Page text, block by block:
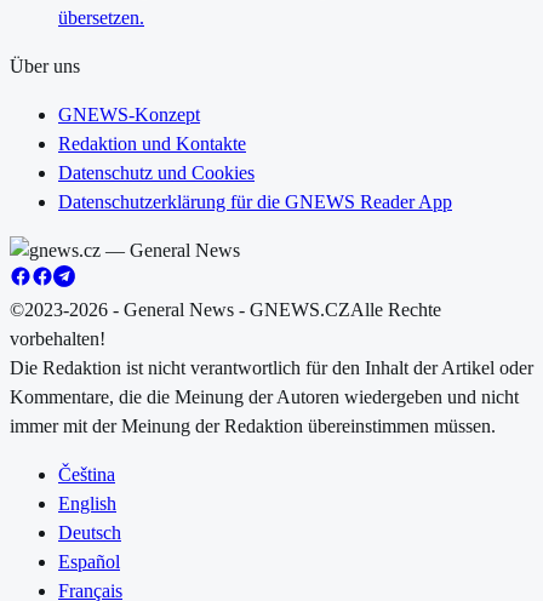
übersetzen.
Über uns
GNEWS-Konzept
Redaktion und Kontakte
Datenschutz und Cookies
Datenschutzerklärung für die GNEWS Reader App
©2023-2026 - General News - GNEWS.CZAlle Rechte
vorbehalten!
Die Redaktion ist nicht verantwortlich für den Inhalt der Artikel oder
Kommentare, die die Meinung der Autoren wiedergeben und nicht
immer mit der Meinung der Redaktion übereinstimmen müssen.
Čeština
English
Deutsch
Español
Français